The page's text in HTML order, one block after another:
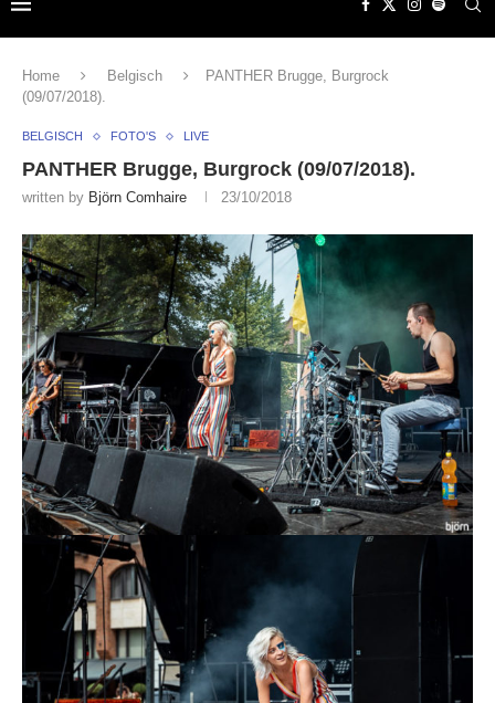
Home Belgisch
PANTHER Brugge, Burgrock
(09/07/2018).
BELGISCH FOTO'S LIVE
PANTHER Brugge, Burgrock (09/07/2018).
written by Björn Comhaire 23/10/2018